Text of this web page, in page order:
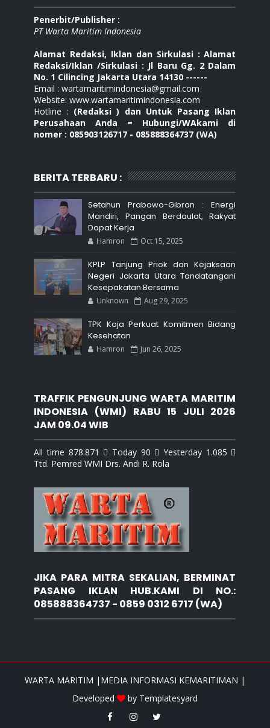
Penerbit/Publisher :
PT Warta Maritim Indonesia
Alamat Redaksi, Iklan dan Sirkulasi : Alamat
Redaksi/Iklan /Sirkulasi : Jl Baru Gg. 2 Dalam
No. 1 Cilincing Jakarta Utara 14130 ------
Email : wartamaritimindonesia@gmail.com
Website: www.wartamaritimindonesia.com
Hotline : (Redaksi ) dan Untuk Pasang Iklan
Perusahaan Anda = Hubungi/WAkami di
nomer : 085903126717 - 085888364737 (WA)
BERITA TERBARU :
Setahun Prabowo-Gibran : Energi
Mandiri, Pangan Berdaulat, Rakyat
Dapat Kerja
Hamron Oct 15, 2025
KPLP Tanjung Priok dan Kejaksaan
Negeri Jakarta Utara Tandatangani
Kesepakatan Bersama
Unknown Aug 29, 2025
TPK Koja Perkuat Komitmen Bidang
Kesehatan
Hamron Jun 26, 2025
TRAFFIK PENGUNJUNG WARTA MARITIM
INDONESIA (WMI) RABU 15 JULI 2026
JAM 09.04 WIB
All time 878.871  Today 90  Yesterday 1.085 
Ttd. Pemred WMI Drs. Andi R. Rola
JIKA PARA MITRA SEKALIAN, BERMINAT
PASANG IKLAN HUB.KAMI DI NO.:
085888364737 - 0859 0312 6717 (WA)
WARTA MARITIM |MEDIA INFORMASI KEMARITIMAN |
Developed
by Templatesyard